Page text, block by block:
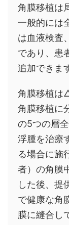
角膜移植は
一般的には
は血液検査
であり、患
追加できま
角膜移植は
角膜移植に
の5つの層
浮腫を治療
る場合に施
者）の角膜
した後、提
で健康な角
膜に縫合し